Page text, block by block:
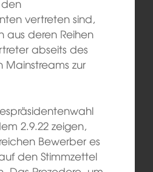
den
vertreten sind,
aus deren Reihen
abseits des
zur
2.9.22 zeigen,
Bewerber es
den Stimmzettel